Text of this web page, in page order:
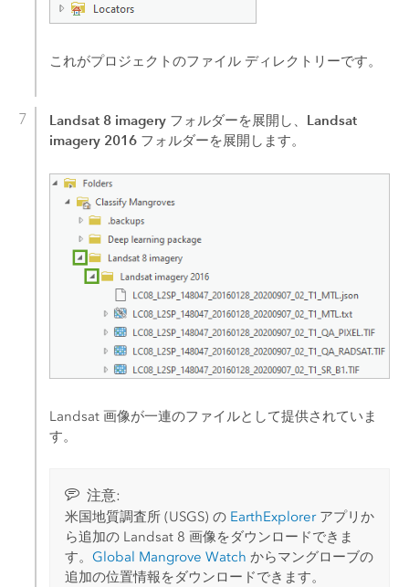
これがプロジェクトのファイル ディレクトリーです。
Landsat 8 imagery フォルダーを展開し、 Landsat
imagery 2016 フォルダーを展開します。
Landsat 画像が一連のファイルとして提供されていま
す。
注意:
米国地質調査所 (USGS) の EarthExplorerアプリか
ら追加の Landsat 8 画像をダウンロードできま
す。Global Mangrove Watch からマングローブの
追加の位置情報をダウンロードできます。